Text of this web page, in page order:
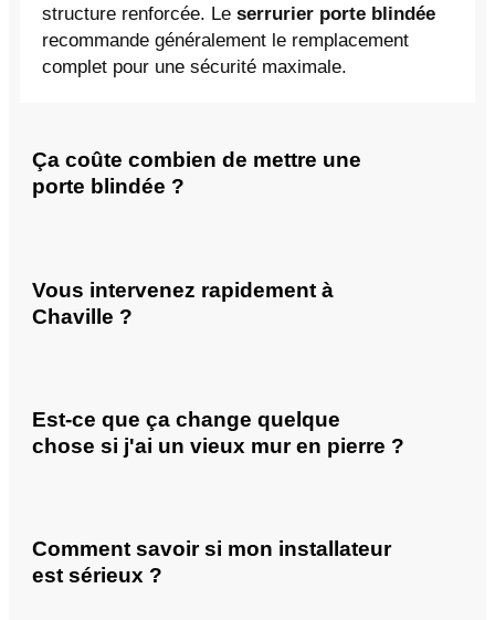
structure renforcée. Le serrurier porte blindée
recommande généralement le remplacement
complet pour une sécurité maximale.
Ça coûte combien de mettre une
porte blindée ?
Vous intervenez rapidement à
Chaville ?
Est-ce que ça change quelque
chose si j'ai un vieux mur en pierre ?
Comment savoir si mon installateur
est sérieux ?